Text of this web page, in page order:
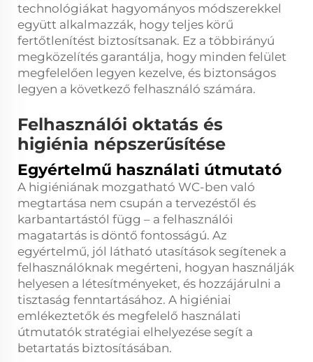
technológiákat hagyományos módszerekkel
együtt alkalmazzák, hogy teljes körű
fertőtlenítést biztosítsanak. Ez a többirányú
megközelítés garantálja, hogy minden felület
megfelelően legyen kezelve, és biztonságos
legyen a következő felhasználó számára.
Felhasználói oktatás és
higiénia népszerűsítése
Egyértelmű használati útmutató
A higiéniának mozgatható WC-ben való
megtartása nem csupán a tervezéstől és
karbantartástól függ – a felhasználói
magatartás is döntő fontosságú. Az
egyértelmű, jól látható utasítások segítenek a
felhasználóknak megérteni, hogyan használják
helyesen a létesítményeket, és hozzájárulni a
tisztaság fenntartásához. A higiéniai
emlékeztetők és megfelelő használati
útmutatók stratégiai elhelyezése segít a
betartatás biztosításában.